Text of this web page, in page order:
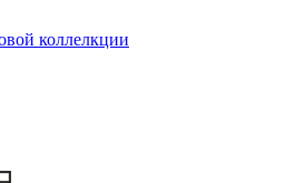
коллелкции